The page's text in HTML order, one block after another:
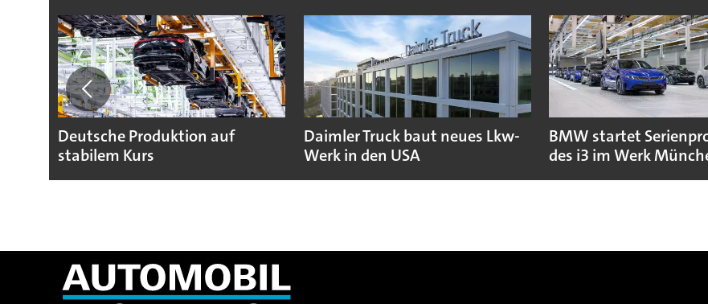
Deutsche Produktion auf
stabilem Kurs
Daimler Truck baut neues Lkw-
Werk in den USA
BMW startet
des i3 im Werk